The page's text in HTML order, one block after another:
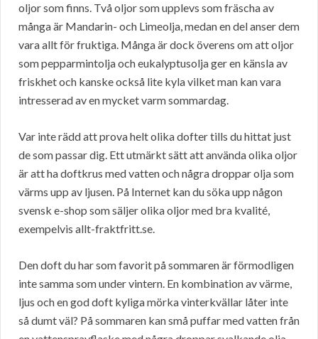
oljor som finns. Två oljor som upplevs som fräscha av
många är Mandarin- och Limeolja, medan en del anser dem
vara allt för fruktiga. Många är dock överens om att oljor
som pepparmintolja och eukalyptusolja ger en känsla av
friskhet och kanske också lite kyla vilket man kan vara
intresserad av en mycket varm sommardag.
Var inte rädd att prova helt olika dofter tills du hittat just
de som passar dig. Ett utmärkt sätt att använda olika oljor
är att ha doftkrus med vatten och några droppar olja som
värms upp av ljusen. På Internet kan du söka upp någon
svensk e-shop som säljer olika oljor med bra kvalité,
exempelvis allt-fraktfritt.se.
Den doft du har som favorit på sommaren är förmodligen
inte samma som under vintern. En kombination av värme,
ljus och en god doft kyliga mörka vinterkvällar låter inte
så dumt väl? På sommaren kan små puffar med vatten från